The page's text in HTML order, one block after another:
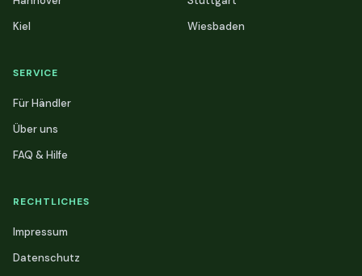
Kiel
Wiesbaden
SERVICE
Für Händler
Über uns
FAQ & Hilfe
RECHTLICHES
Impressum
Datenschutz